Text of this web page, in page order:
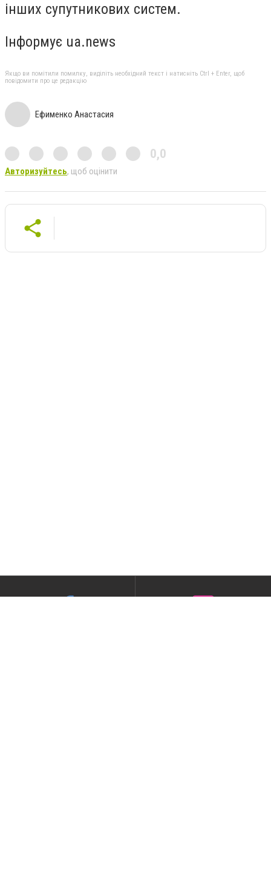
інших супутникових систем.
Інформує ua.news
Якщо ви помітили помилку, виділіть необхідний текст і натисніть Ctrl + Enter, щоб
повідомити про це редакцію
Ефименко Анастасия
0,0
Авторизуйтесь, щоб оцінити